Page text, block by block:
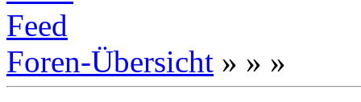
Foren-Übersicht » » »